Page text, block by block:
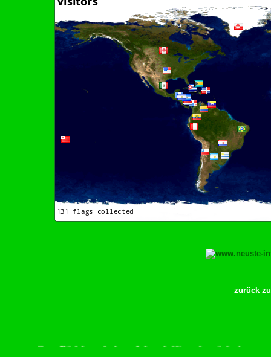
zurück
scrollen–Rädchen drehen–Wurschdfingr bewächn!